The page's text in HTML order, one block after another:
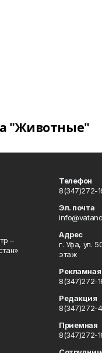
"Животные"
–
Телефон
8(347)272-
Эл. почта
Адрес
г. Уфа, ул.
этаж
8(347)272-
Редакция
8(347)272-
Приемная
8(347)272-